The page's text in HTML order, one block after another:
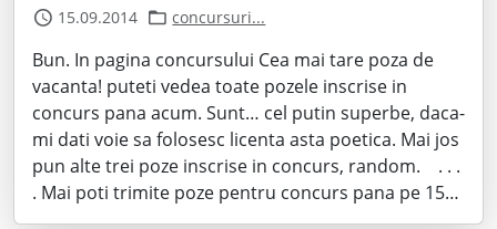
15.09.2014 concursuri...
Bun. In pagina concursului Cea mai tare poza de
vacanta! puteti vedea toate pozele inscrise in
concurs pana acum. Sunt… cel putin superbe, daca-
mi dati voie sa folosesc licenta asta poetica. Mai jos
pun alte trei poze inscrise in concurs, random. . . .
. Mai poti trimite poze pentru concurs pana pe 15…